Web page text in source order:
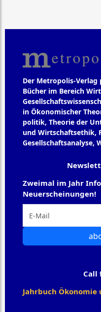
Der Metropolis-Verlag
Bücher im Bereich
in Ökonomischer
politik, Theorie der
und Wirtschaftsethik,
Gesellschaftsanalyse,
Zweimal im Jahr
Neuerscheinungen!
Call
Jahrbuch Ökonomie